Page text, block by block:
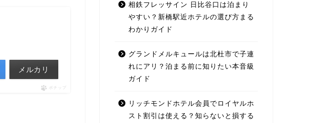
メルカリ
ポチップ
相鉄フレッサイン 日比谷口は泊まり
やすい？新橋駅近ホテルの選び方まる
わかりガイド
グランドメルキュールは北杜市で子連
れにアリ？泊まる前に知りたい本音級
ガイド
リッチモンドホテル会員でロイヤルホ
スト割引は使える？知らないと損する